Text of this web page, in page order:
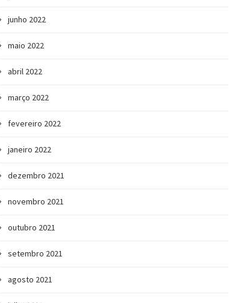
junho 2022
maio 2022
abril 2022
março 2022
fevereiro 2022
janeiro 2022
dezembro 2021
novembro 2021
outubro 2021
setembro 2021
agosto 2021